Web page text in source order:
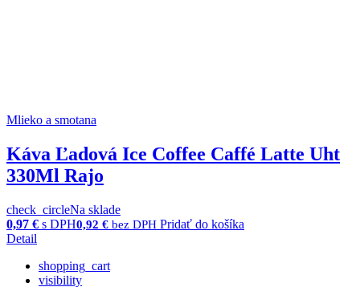
Mlieko a smotana
Káva Ľadová Ice Coffee Caffé Latte Uht
330Ml Rajo
check_circleNa sklade
0,97 € s DPH0,92 € bez DPH Pridať do košíka
Detail
shopping_cart
visibility